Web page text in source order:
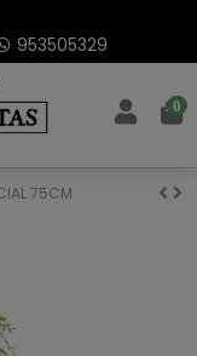
953505329
0
75CM